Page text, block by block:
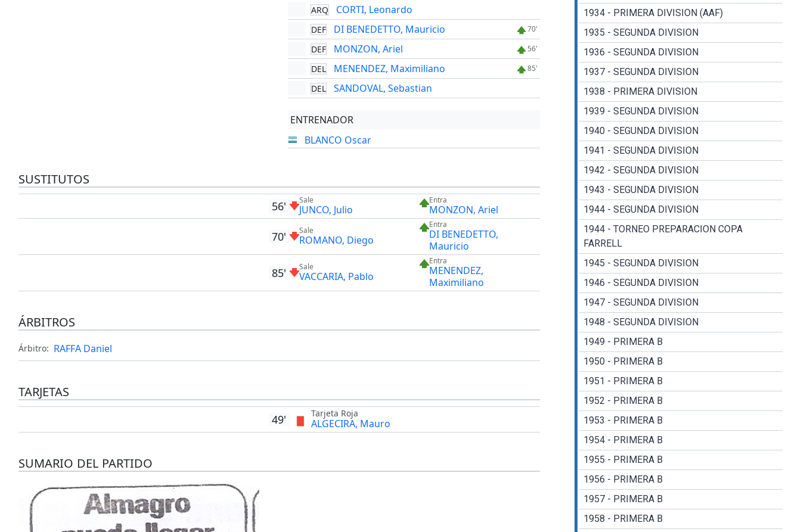
ARQ CORTI, Leonardo
DEF DI BENEDETTO, Mauricio 70'
DEF MONZON, Ariel 56'
DEL MENENDEZ, Maximiliano 85'
DEL SANDOVAL, Sebastian
ENTRENADOR
BLANCO Oscar
SUSTITUTOS
56' Sale
JUNCO, Julio
Entra
MONZON, Ariel
70' Sale
ROMANO, Diego
Entra
DI BENEDETTO,
Mauricio
85' Sale
VACCARIA, Pablo
Entra
MENENDEZ,
Maximiliano
ÁRBITROS
Árbitro: RAFFA Daniel
TARJETAS
49' Tarjeta Roja
ALGECIRA, Mauro
SUMARIO DEL PARTIDO
1934 - PRIMERA DIVISION (AAF)
1935 - SEGUNDA DIVISION
1936 - SEGUNDA DIVISION
1937 - SEGUNDA DIVISION
1938 - PRIMERA DIVISION
1939 - SEGUNDA DIVISION
1940 - SEGUNDA DIVISION
1941 - SEGUNDA DIVISION
1942 - SEGUNDA DIVISION
1943 - SEGUNDA DIVISION
1944 - SEGUNDA DIVISION
1944 - TORNEO PREPARACION COPA
FARRELL
1945 - SEGUNDA DIVISION
1946 - SEGUNDA DIVISION
1947 - SEGUNDA DIVISION
1948 - SEGUNDA DIVISION
1949 - PRIMERA B
1950 - PRIMERA B
1951 - PRIMERA B
1952 - PRIMERA B
1953 - PRIMERA B
1954 - PRIMERA B
1955 - PRIMERA B
1956 - PRIMERA B
1957 - PRIMERA B
1958 - PRIMERA B